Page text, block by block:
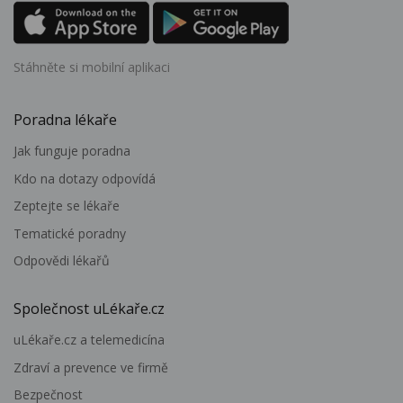
Stáhněte si mobilní aplikaci
Poradna lékaře
Jak funguje poradna
Kdo na dotazy odpovídá
Zeptejte se lékaře
Tematické poradny
Odpovědi lékařů
Společnost uLékaře.cz
uLékaře.cz a telemedicína
Zdraví a prevence ve firmě
Bezpečnost